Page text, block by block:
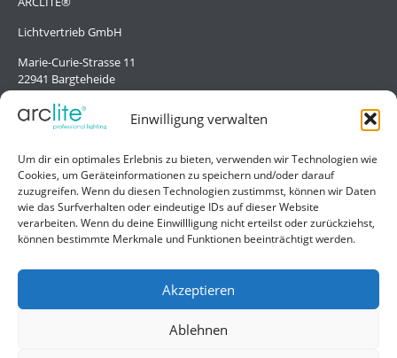
Einwilligung verwalten
Um dir ein optimales Erlebnis zu bieten, verwenden wir Technologien wie
Cookies, um Geräteinformationen zu speichern und/oder darauf
zuzugreifen. Wenn du diesen Technologien zustimmst, können wir Daten
wie das Surfverhalten oder eindeutige IDs auf dieser Website
verarbeiten. Wenn du deine Einwillligung nicht erteilst oder zurückziehst,
können bestimmte Merkmale und Funktionen beeinträchtigt werden.
Akzeptieren
Ablehnen
Lichtvertrieb GmbH
Marie-Curie-Strasse 11
22941 Bargteheide
Deutschland/Germany
Hilfe
Liefer- und Zahlungsbedingungen
Kontakt